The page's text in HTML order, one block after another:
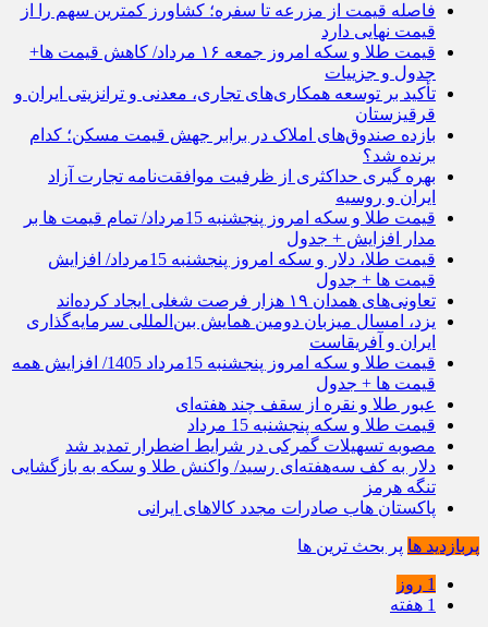
فاصله قیمت از مزرعه تا سفره؛ کشاورز کمترین سهم را از
قیمت نهایی دارد
قیمت طلا و سکه امروز جمعه ۱۶ مرداد/ کاهش قیمت ها+
جدول و جزییات
تأکید بر توسعه همکاری‌های تجاری، معدنی و ترانزیتی ایران و
قرقیزستان
بازده صندوق‌های املاک در برابر جهش قیمت مسکن؛ کدام
برنده شد؟
بهره گیری حداکثری از ظرفیت موافقت‌نامه تجارت آزاد
ایران و روسیه
قیمت طلا و سکه امروز پنجشنبه 15مرداد/ تمام قیمت ها بر
مدار افزایش + جدول
قیمت طلا، دلار و سکه امروز پنجشنبه 15مرداد/ افزایش
قیمت ها + جدول
تعاونی‌های همدان ۱۹ هزار فرصت شغلی ایجاد کرده‌اند
یزد، امسال میزبان دومین همایش بین‌المللی سرمایه‌گذاری
ایران و آفریقاست
قیمت طلا و سکه امروز پنجشنبه 15مرداد 1405/ افزایش همه
قیمت ها + جدول
عبور طلا و نقره از سقف چند هفته‌ای
قیمت طلا و سکه پنجشنبه 15 مرداد
مصوبه تسهیلات گمرکی در شرایط اضطرار تمدید شد
دلار به کف سه‌هفته‌ای رسید/ واکنش طلا و سکه به بازگشایی
تنگه هرمز
پاکستان هاب صادرات مجدد کالاهای ایرانی
پربازدید ها پر بحث ترین ها
1 روز
1 هفته